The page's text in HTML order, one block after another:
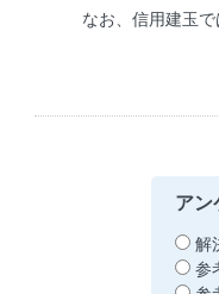
なお、信用建玉で
アン
解
参